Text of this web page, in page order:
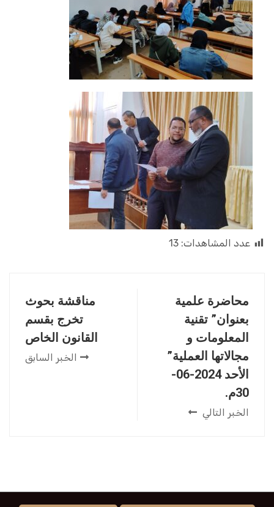
عدد المشاهدات: 13
مناقشة بحوث
تخرج بقسم
القانون الخاص
الخبر السابق
محاضرة علمية
بعنوان” تقنية
المعلومات و
مجالاتها العملية”
الأحد 2024-06-
30م.
الخبر التالي